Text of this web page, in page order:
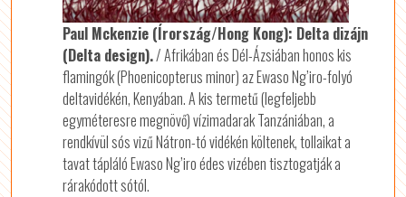
Paul Mckenzie (Írország/Hong Kong): Delta dizájn
(Delta design)./ Afrikában és Dél-Ázsiában honos kis
flamingók (Phoenicopterus minor) az Ewaso Ng’iro-folyó
deltavidékén, Kenyában. A kis termetű (legfeljebb
egyméteresre megnövő) vízimadarak Tanzániában, a
rendkívül sós vizű Nátron-tó vidékén költenek, tollaikat a
tavat tápláló Ewaso Ng’iro édes vizében tisztogatják a
rárakódott sótól.